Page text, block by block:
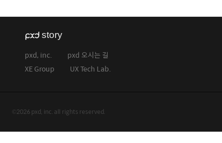
pxd, inc.
pxd 오시는 길
XE Group
UX Tech Lab.
©2026 pxd, inc. all rights reserved.